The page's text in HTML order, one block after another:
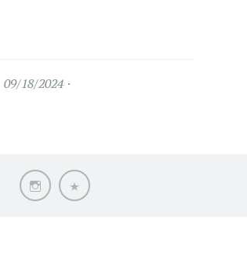
09/18/2024
InstagramExpos
et
installations